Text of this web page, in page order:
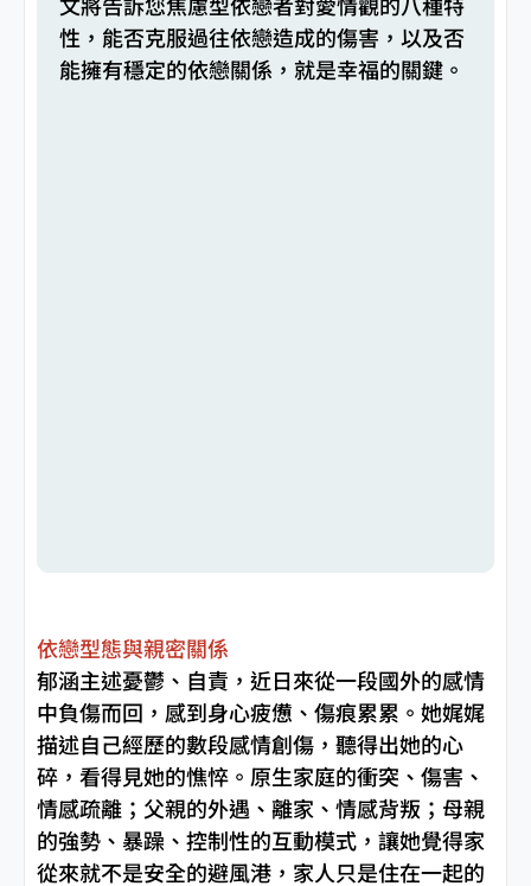
性，能否克服過往依戀造成的傷害，以及否
能擁有穩定的依戀關係，就是幸福的關鍵。
依戀型態與親密關係
郁涵主述憂鬱、自責，近日來從一段國外的感情
中負傷而回，感到身心疲憊、傷痕累累。她娓娓
描述自己經歷的數段感情創傷，聽得出她的心
碎，看得見她的憔悴。原生家庭的衝突、傷害、
情感疏離；父親的外遇、離家、情感背叛；母親
的強勢、暴躁、控制性的互動模式，讓她覺得家
從來就不是安全的避風港，家人只是住在一起的